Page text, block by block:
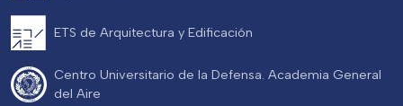
ETS de Arquitectura y Edificación
Centro Universitario de la Defensa. Academia General
del Aire